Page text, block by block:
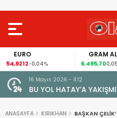
EURO
54,9212-0,04%
GRAM
6.495,70
Amik
16 Mayıs 2026 - 11:12
BU YOL HATAY’A
ANASAYFA KIRIKHAN BAŞKAN